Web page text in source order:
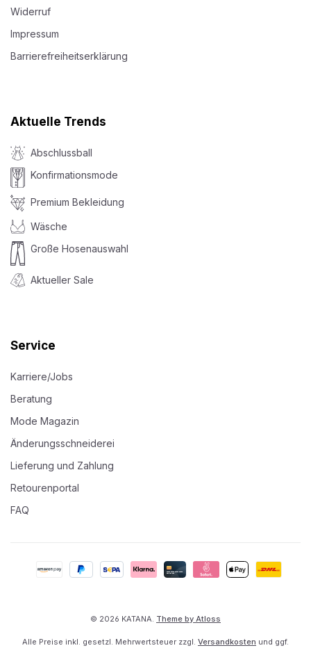
Widerruf
Impressum
Barrierefreiheitserklärung
Aktuelle Trends
Abschlussball
Konfirmationsmode
Premium Bekleidung
Wäsche
Große Hosenauswahl
Aktueller Sale
Service
Karriere/Jobs
Beratung
Mode Magazin
Änderungsschneiderei
Lieferung und Zahlung
Retourenportal
FAQ
© 2026 KATANA. Theme by Atloss
Alle Preise inkl. gesetzl. Mehrwertsteuer zzgl. Versandkosten und ggf.